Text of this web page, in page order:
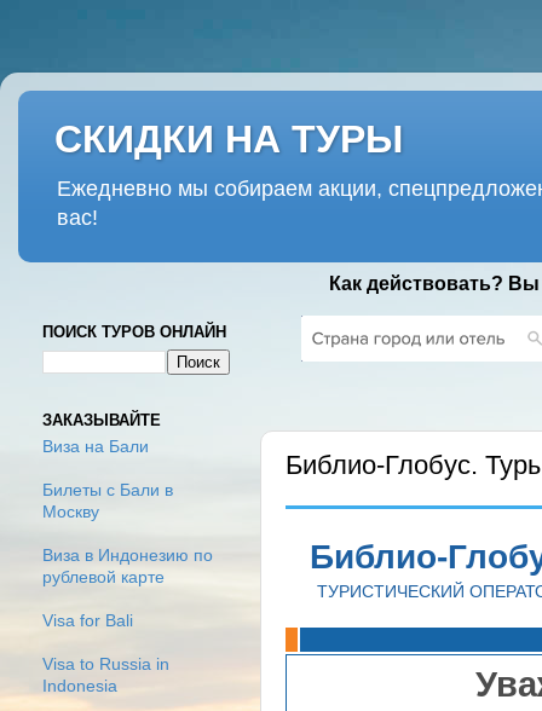
СКИДКИ НА ТУРЫ
Ежедневно мы собираем акции,
вас!
Как действовать?
Библио-Глобус.
Библио-
ТУРИСТИЧЕСКИЙ
ПОИСК ТУРОВ ОНЛАЙН
ЗАКАЗЫВАЙТЕ
Виза на Бали
Билеты с Бали в
Москву
Виза в Индонезию по
рублевой карте
Visa for Bali
Visa to Russia in
Indonesia